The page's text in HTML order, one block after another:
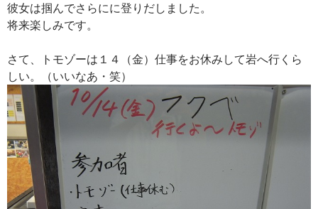
彼女は掴んでさらにに登りだしました。
将来楽しみです。
さて、トモゾーは１４（金）仕事をお休みして岩へ行くら
しい。（いいなあ・笑）